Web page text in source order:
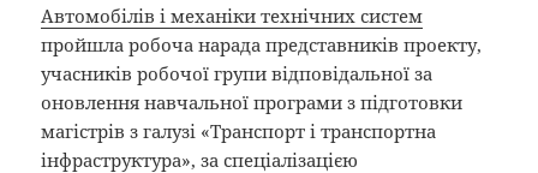
Автомобілів і механіки технічних систем
пройшла робоча нарада представників проекту,
учасників робочої групи відповідальної за
оновлення навчальної програми з підготовки
магістрів з галузі «Транспорт і транспортна
інфраструктура», за спеціалізацією